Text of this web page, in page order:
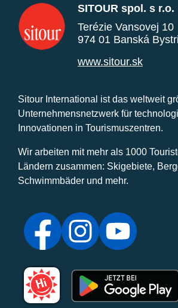
SITOUR spol. s r.o.
Terézie Vansovej 10
974 01 Banská
www.sitour.sk
Sitour International ist das weltweit
Unternehmensnetzwerk für
Innovationen in Tourismuszentren.
Wir arbeiten mit mehr als 1000
Ländern zusammen: Skigebiete,
Schwimmbäder und mehr.